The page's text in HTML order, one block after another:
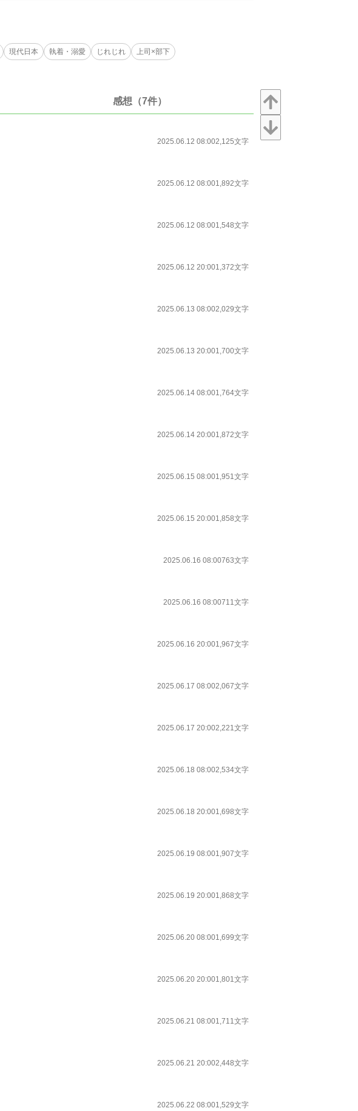
現代日本 執着・溺愛 じれじれ 上司×部下
感想（7件）
2025.06.12 08:002,125文字
2025.06.12 08:001,892文字
2025.06.12 08:001,548文字
2025.06.12 20:001,372文字
2025.06.13 08:002,029文字
2025.06.13 20:001,700文字
2025.06.14 08:001,764文字
2025.06.14 20:001,872文字
2025.06.15 08:001,951文字
2025.06.15 20:001,858文字
2025.06.16 08:00763文字
2025.06.16 08:00711文字
2025.06.16 20:001,967文字
2025.06.17 08:002,067文字
2025.06.17 20:002,221文字
2025.06.18 08:002,534文字
2025.06.18 20:001,698文字
2025.06.19 08:001,907文字
2025.06.19 20:001,868文字
2025.06.20 08:001,699文字
2025.06.20 20:001,801文字
2025.06.21 08:001,711文字
2025.06.21 20:002,448文字
2025.06.22 08:001,529文字